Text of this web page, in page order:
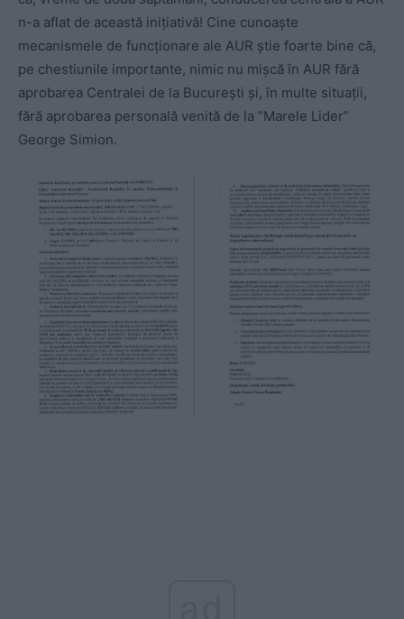
n-a aflat de această inițiativă! Cine cunoaște
mecanismele de funcționare ale AUR știe foarte bine că,
pe chestiunile importante, nimic nu mișcă în AUR fără
aprobarea Centralei de la București și, în multe situații,
fără aprobarea personală venită de la ”Marele Lider”
George Simion.